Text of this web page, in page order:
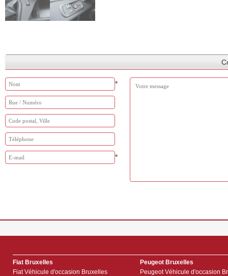
*
*
Fiat Bruxelles
Fiat Véhicule d'occasion Bruxelles
Peugeot Bruxelles
Peugeot Véhicule d'occasion